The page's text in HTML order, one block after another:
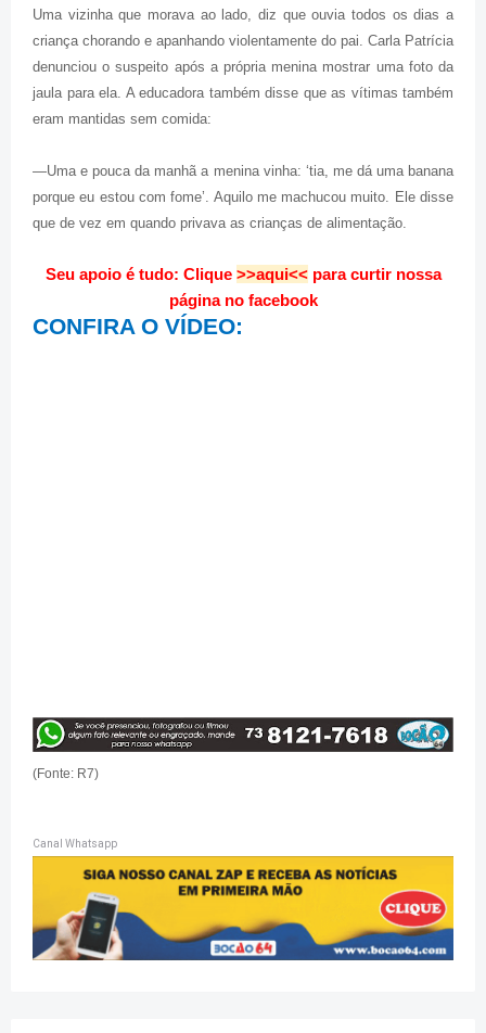
Uma vizinha que morava ao lado, diz que ouvia todos os dias a
criança chorando e apanhando violentamente do pai. Carla Patrícia
denunciou o suspeito após a própria menina mostrar uma foto da
jaula para ela. A educadora também disse que as vítimas também
eram mantidas sem comida:
—Uma e pouca da manhã a menina vinha: ‘tia, me dá uma banana
porque eu estou com fome’. Aquilo me machucou muito. Ele disse
que de vez em quando privava as crianças de alimentação.
Seu apoio é tudo: Clique >>aqui<<para curtir nossa
página no facebook
CONFIRA O VÍDEO:
(Fonte: R7)
Canal Whatsapp